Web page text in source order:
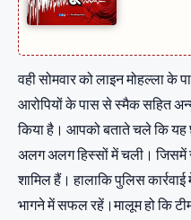
वही सोमवार को लाइन मोहल्ला के
आरोपियों के पास से स्मैक सहित
किया है। आपको बताते चले कि यह
अलग अलग हिस्सों में चली। जिसमें
शामिल हैं। हालाकि पुलिस
भागने में सफल रहें।मालूम हो कि